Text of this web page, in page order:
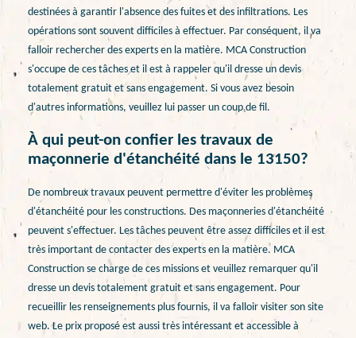
destinées à garantir l'absence des fuites et des infiltrations. Les
opérations sont souvent difficiles à effectuer. Par conséquent, il va
falloir rechercher des experts en la matière. MCA Construction
s'occupe de ces tâches et il est à rappeler qu'il dresse un devis
totalement gratuit et sans engagement. Si vous avez besoin
d'autres informations, veuillez lui passer un coup de fil.
À qui peut-on confier les travaux de
maçonnerie d'étanchéité dans le 13150?
De nombreux travaux peuvent permettre d'éviter les problèmes
d'étanchéité pour les constructions. Des maçonneries d'étanchéité
peuvent s'effectuer. Les tâches peuvent être assez difficiles et il est
très important de contacter des experts en la matière. MCA
Construction se charge de ces missions et veuillez remarquer qu'il
dresse un devis totalement gratuit et sans engagement. Pour
recueillir les renseignements plus fournis, il va falloir visiter son site
web. Le prix proposé est aussi très intéressant et accessible à